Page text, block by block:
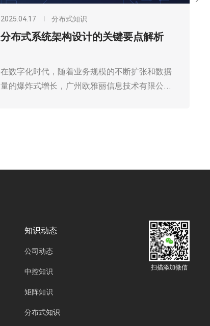
2025.04.17 分布式知识
分布式系统架构设计的关键要点解析
在数字化时代，随着业务规模的不断扩张和数据
量的爆炸式增长，广州欧雅丽信息技术有限公司
知识动态
公司动态
中控知识
矩阵知识
分布式知识
扫描添加微信